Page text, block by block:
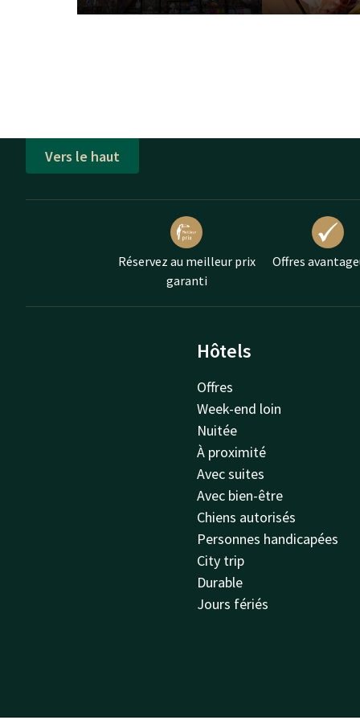
Hamburg. Vous souhaitez découvrir Hambourg de
Vers le haut
Réservez au meilleur prix
garanti
Offres
Hôtels
Offres
Week-end loin
Nuitée
À proximité
Avec suites
Avec bien-être
Chiens autorisés
Personnes handicapées
City trip
Durable
Jours fériés